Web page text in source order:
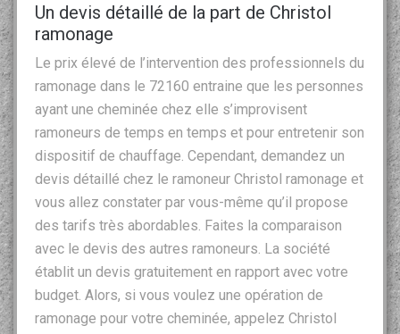
Un devis détaillé de la part de Christol
ramonage
Le prix élevé de l’intervention des professionnels du
ramonage dans le 72160 entraine que les personnes
ayant une cheminée chez elle s’improvisent
ramoneurs de temps en temps et pour entretenir son
dispositif de chauffage. Cependant, demandez un
devis détaillé chez le ramoneur Christol ramonage et
vous allez constater par vous-même qu’il propose
des tarifs très abordables. Faites la comparaison
avec le devis des autres ramoneurs. La société
établit un devis gratuitement en rapport avec votre
budget. Alors, si vous voulez une opération de
ramonage pour votre cheminée, appelez Christol